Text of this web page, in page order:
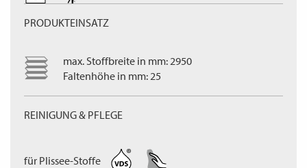
PRODUKTEINSATZ
max. Stoffbreite in mm: 2950
Faltenhöhe in mm: 25
REINIGUNG & PFLEGE
für Plissee-Stoffe